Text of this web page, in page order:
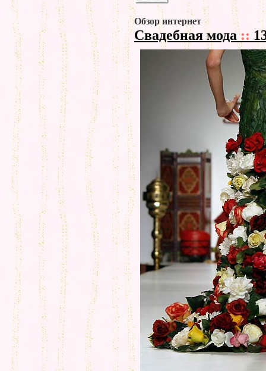
Обзор интернет
Свадебная мода::